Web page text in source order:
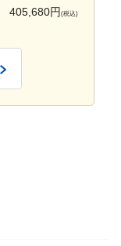
405,680円 (税込)